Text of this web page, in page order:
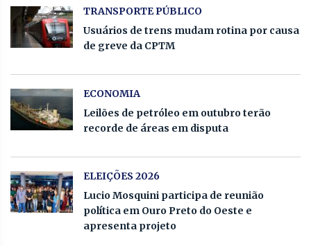
TRANSPORTE PÚBLICO
Usuários de trens mudam rotina por causa
de greve da CPTM
ECONOMIA
Leilões de petróleo em outubro terão
recorde de áreas em disputa
ELEIÇÕES 2026
Lucio Mosquini participa de reunião
política em Ouro Preto do Oeste e
apresenta projeto